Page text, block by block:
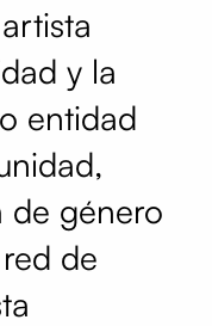
y la
entidad
de género
de